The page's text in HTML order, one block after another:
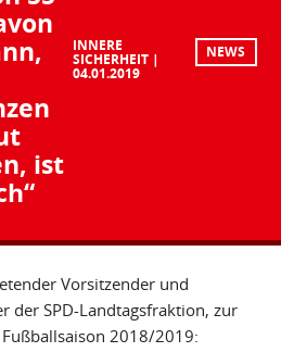
ist
INNERE
SICHERHEIT
04.01.2019
NEWS
Vorsitzender und
der SPD-Landtagsfraktion, zur
2018/2019: